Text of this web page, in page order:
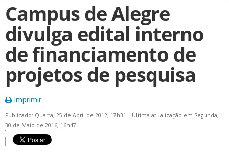
Campus de Alegre
divulga edital interno
de financiamento de
projetos de pesquisa
Imprimir
Publicado: Quarta, 25 de Abril de 2012, 17h31 | Última atualização em Segunda,
30 de Maio de 2016, 16h47